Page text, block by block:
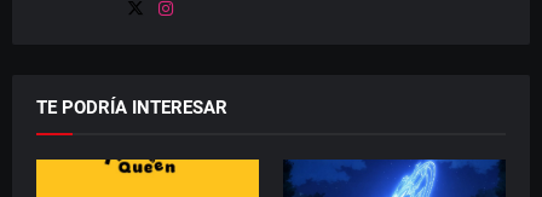
TE PODRÍA INTERESAR